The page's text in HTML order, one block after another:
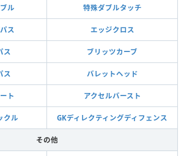
ル 特殊ダブルタッチ
ス エッジクロス
ス ブリッツカーブ
ス バレットヘッド
ト アクセルバースト
クル GKディレクティングディフェンス
その他